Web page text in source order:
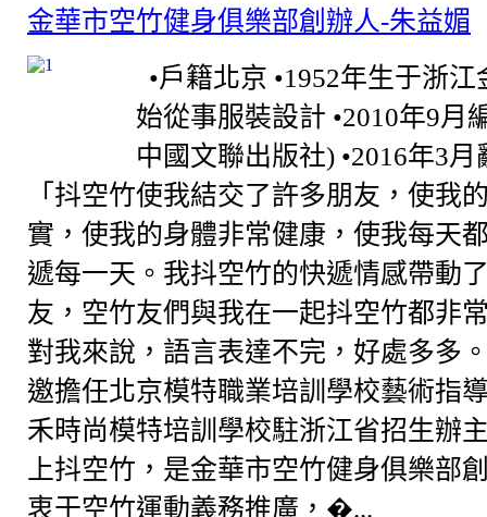
金華市空竹健身俱樂部創辦人-朱益媚
•戶籍北京 •1952年生于浙江
始從事服裝設計 •2010年9月
中國文聯出版社) •2016年3
「抖空竹使我結交了許多朋友，使我
實，使我的身體非常健康，使我每天
遞每一天。我抖空竹的快遞情感帶動
友，空竹友們與我在一起抖空竹都非
對我來說，語言表達不完，好處多多
邀擔任北京模特職業培訓學校藝術指
禾時尚模特培訓學校駐浙江省招生辦
上抖空竹，是金華市空竹健身俱樂部
衷于空竹運動義務推廣，�...